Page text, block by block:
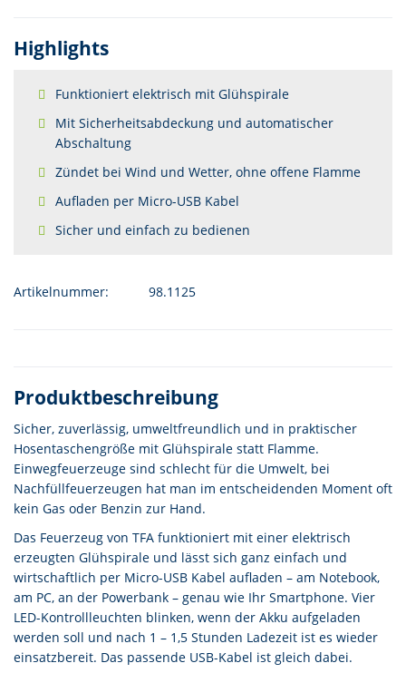
Highlights
Funktioniert elektrisch mit Glühspirale
Mit Sicherheitsabdeckung und automatischer
Abschaltung
Zündet bei Wind und Wetter, ohne offene Flamme
Aufladen per Micro-USB Kabel
Sicher und einfach zu bedienen
Artikelnummer: 98.1125
Produktbeschreibung
Sicher, zuverlässig, umweltfreundlich und in praktischer
Hosentaschengröße mit Glühspirale statt Flamme.
Einwegfeuerzeuge sind schlecht für die Umwelt, bei
Nachfüllfeuerzeugen hat man im entscheidenden Moment oft
kein Gas oder Benzin zur Hand.
Das Feuerzeug von TFA funktioniert mit einer elektrisch
erzeugten Glühspirale und lässt sich ganz einfach und
wirtschaftlich per Micro-USB Kabel aufladen – am Notebook,
am PC, an der Powerbank – genau wie Ihr Smartphone. Vier
LED-Kontrollleuchten blinken, wenn der Akku aufgeladen
werden soll und nach 1 – 1,5 Stunden Ladezeit ist es wieder
einsatzbereit. Das passende USB-Kabel ist gleich dabei.